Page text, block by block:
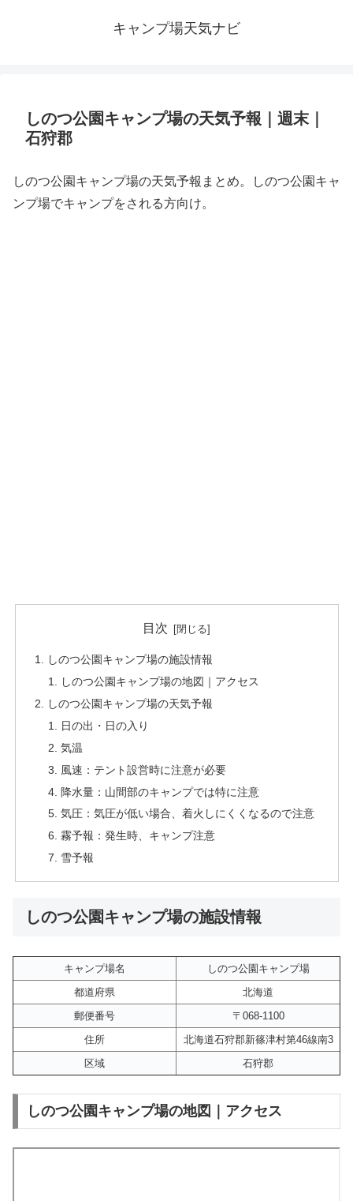
キャンプ場天気ナビ
しのつ公園キャンプ場の天気予報｜週末｜
石狩郡
しのつ公園キャンプ場の天気予報まとめ。しのつ公園キャ
ンプ場でキャンプをされる方向け。
目次
しのつ公園キャンプ場の施設情報
しのつ公園キャンプ場の地図｜アクセス
しのつ公園キャンプ場の天気予報
日の出・日の入り
気温
風速：テント設営時に注意が必要
降水量：山間部のキャンプでは特に注意
気圧：気圧が低い場合、着火しにくくなるので注意
霧予報：発生時、キャンプ注意
雪予報
しのつ公園キャンプ場の施設情報
キャンプ場名
しのつ公園キャンプ場
都道府県
北海道
郵便番号
〒068-1100
住所
北海道石狩郡新篠津村第46線南3
区域
石狩郡
しのつ公園キャンプ場の地図｜アクセス